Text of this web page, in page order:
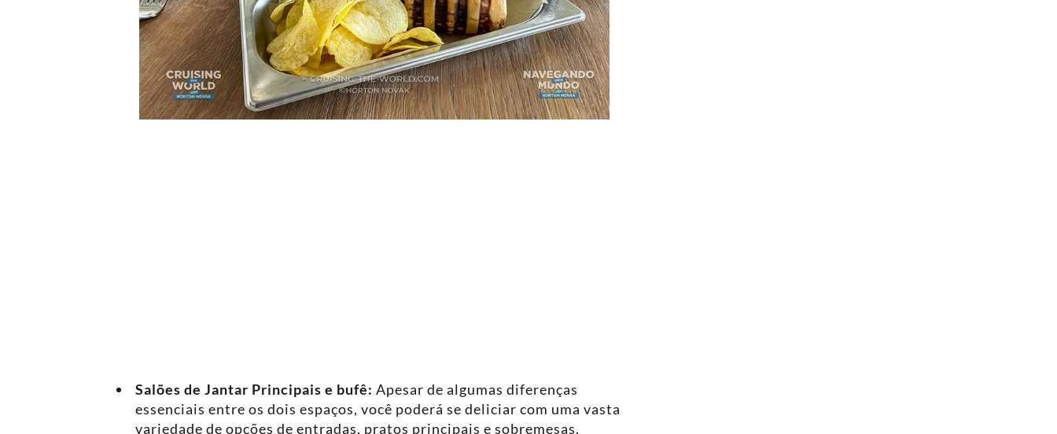
Salões de Jantar Principais e bufê: Apesar de algumas diferenças
essenciais entre os dois espaços, você poderá se deliciar com uma vasta
variedade de opções de entradas, pratos principais e sobremesas.